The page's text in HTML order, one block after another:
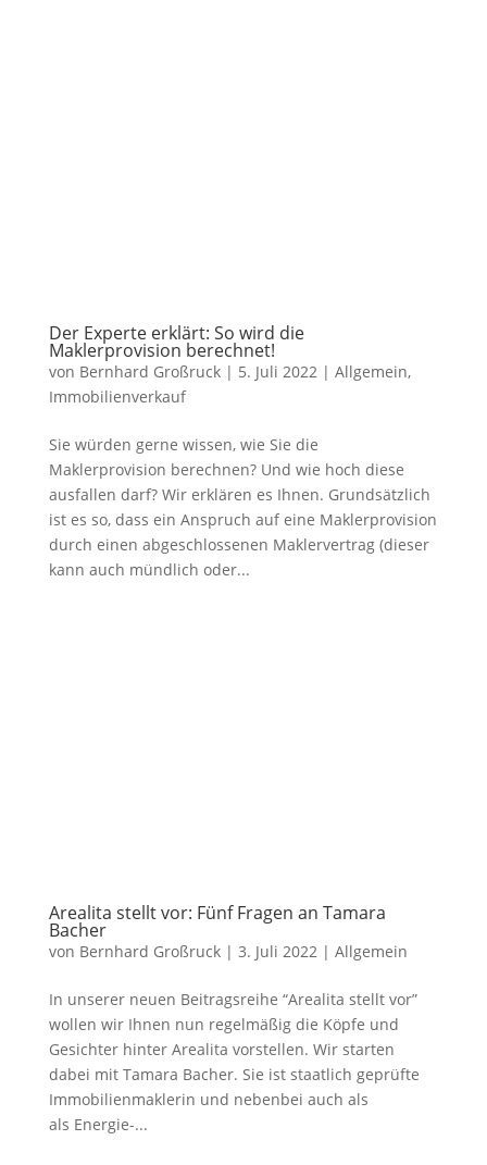
Der Experte erklärt: So wird die
Maklerprovision berechnet!
von Bernhard Großruck| 5. Juli 2022| Allgemein,
Immobilienverkauf
Sie würden gerne wissen, wie Sie die
Maklerprovision berechnen? Und wie hoch diese
ausfallen darf? Wir erklären es Ihnen. Grundsätzlich
ist es so, dass ein Anspruch auf eine Maklerprovision
durch einen abgeschlossenen Maklervertrag (dieser
kann auch mündlich oder...
Arealita stellt vor: Fünf Fragen an Tamara
Bacher
von Bernhard Großruck| 3. Juli 2022| Allgemein
In unserer neuen Beitragsreihe “Arealita stellt vor”
wollen wir Ihnen nun regelmäßig die Köpfe und
Gesichter hinter Arealita vorstellen. Wir starten
dabei mit Tamara Bacher. Sie ist staatlich geprüfte
Immobilienmaklerin und nebenbei auch als
als Energie-...